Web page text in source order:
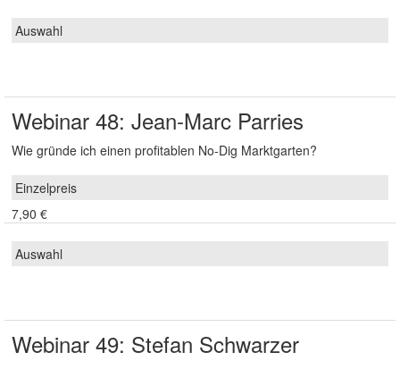
Webinar 48: Jean-Marc Parries
Wie gründe ich einen profitablen No-Dig Marktgarten?
7,90 €
Webinar 49: Stefan Schwarzer